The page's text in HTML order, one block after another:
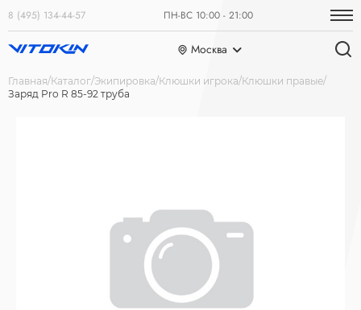
8 (495) 134-44-57 ПН-ВС 10:00 - 21:00
Москва
Главная Каталог Экипировка Клюшки игрока Клюшки правые
Заряд Pro R 85-92 труба